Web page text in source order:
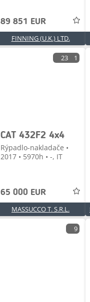
89 851 EUR
FINNING (U.K.) LTD.
23 1
CAT 432F2 4x4
Rýpadlo-nakladače •
2017 • 5970h • -, IT
65 000 EUR
MASSUCCO T. S.R.L.
9